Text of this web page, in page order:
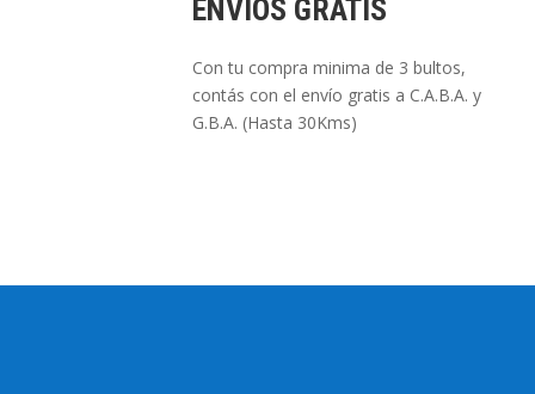
ENVÍOS GRATIS
Con tu compra minima de 3 bultos,
contás con el envío gratis a C.A.B.A. y
G.B.A. (Hasta 30Kms)